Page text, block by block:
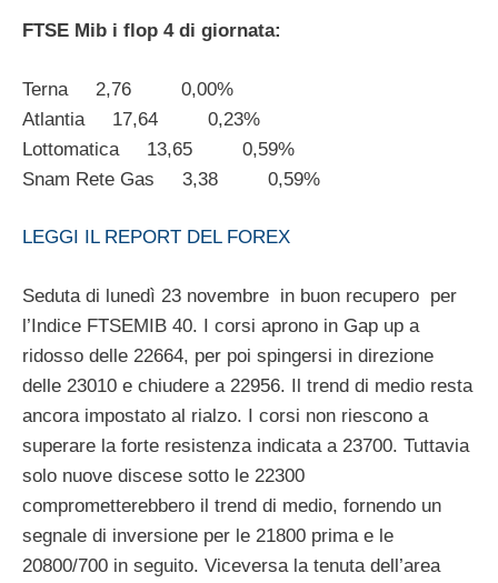
FTSE Mib i flop 4 di giornata:
Terna 2,76 0,00%
Atlantia 17,64 0,23%
Lottomatica 13,65 0,59%
Snam Rete Gas 3,38 0,59%
LEGGI IL REPORT DEL FOREX
Seduta di lunedì 23 novembre in buon recupero per
l’Indice FTSEMIB 40. I corsi aprono in Gap up a
ridosso delle 22664, per poi spingersi in direzione
delle 23010 e chiudere a 22956. Il trend di medio resta
ancora impostato al rialzo. I corsi non riescono a
superare la forte resistenza indicata a 23700. Tuttavia
solo nuove discese sotto le 22300
comprometterebbero il trend di medio, fornendo un
segnale di inversione per le 21800 prima e le
20800/700 in seguito. Viceversa la tenuta dell’area